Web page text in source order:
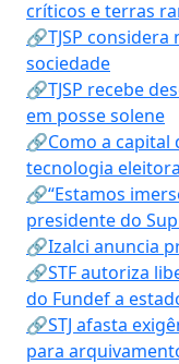
críticos e terras
🔗TJSP
sociedade
🔗TJSP recebe
em posse solene
🔗Como a capital
tecnologia
🔗“Estamos
presidente do
🔗Izalci anuncia
🔗STF autoriza
do Fundef a
🔗STJ afasta
para